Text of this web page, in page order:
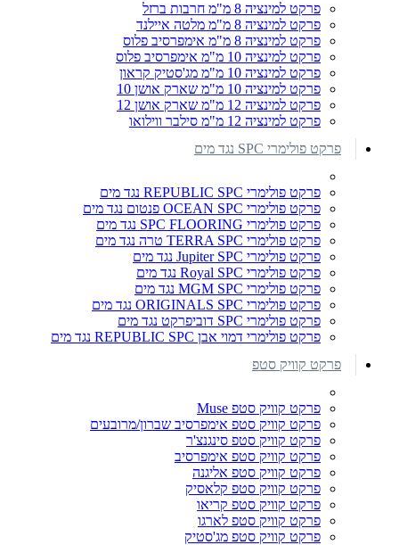
פרקט למינציה 8 מ"מ חרבות ברזל
פרקט למינציה 8 מ"מ מלטה איילנד
פרקט למינציה 8 מ"מ אימפרסיב פלוס
פרקט למינציה 10 מ"מ אימפרסיב פלוס
פרקט למינציה 10 מ"מ מג'סטיק קראון
פרקט למינציה 10 מ"מ שארק אושן 10
פרקט למינציה 12 מ"מ שארק אושן 12
פרקט למינציה 12 מ"מ סילבר ווילואו
פרקט פולימרי SPC נגד מים
פרקט פולימרי REPUBLIC SPC נגד מים
פרקט פולימרי OCEAN SPC פנטום נגד מים
פרקט פולימרי SPC FLOORING נגד מים
פרקט פולימרי TERRA SPC טרה נגד מים
פרקט פולימרי Jupiter SPC נגד מים
פרקט פולימרי Royal SPC נגד מים
פרקט פולימרי MGM SPC נגד מים
פרקט פולימרי ORIGINALS SPC נגד מים
פרקט פולימרי SPC דוביפרקט נגד מים
פרקט פולימרי דמוי אבן REPUBLIC SPC נגד מים
פרקט קוויק סטפ
פרקט קוויק סטפ Muse
פרקט קוויק סטפ אימפרסיב שברון/מרובעים
פרקט קוויק סטפ סינגנצ'ר
פרקט קוויק סטפ אימפרסיב
פרקט קוויק סטפ אליגנה
פרקט קוויק סטפ קלאסיק
פרקט קוויק סטפ קריאו
פרקט קוויק סטפ לארגו
פרקט קוויק סטפ מג'סטיק